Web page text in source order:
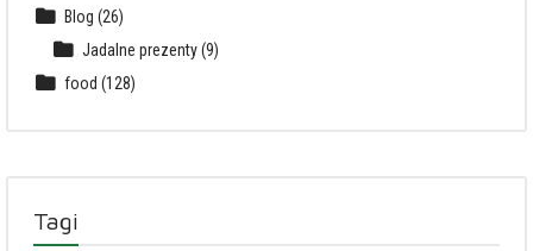
Blog (26)
Jadalne prezenty(9)
food (128)
Tagi